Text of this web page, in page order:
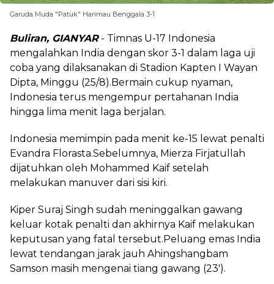
Garuda Muda "Patuk" Harimau Benggala 3-1
Buliran, GIANYAR- Timnas U-17 Indonesia
mengalahkan India dengan skor 3-1 dalam laga uji
coba yang dilaksanakan di Stadion Kapten I Wayan
Dipta, Minggu (25/8).Bermain cukup nyaman,
Indonesia terus mengempur pertahanan India
hingga lima menit laga berjalan.
Indonesia memimpin pada menit ke-15 lewat penalti
Evandra Florasta.Sebelumnya, Mierza Firjatullah
dijatuhkan oleh Mohammed Kaif setelah
melakukan manuver dari sisi kiri.
Kiper Suraj Singh sudah meninggalkan gawang
keluar kotak penalti dan akhirnya Kaif melakukan
keputusan yang fatal tersebut.Peluang emas India
lewat tendangan jarak jauh Ahingshangbam
Samson masih mengenai tiang gawang (23').